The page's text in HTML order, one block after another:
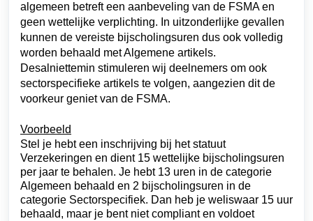
algemeen betreft een aanbeveling van de FSMA en
geen wettelijke verplichting. In uitzonderlijke gevallen
kunnen de vereiste bijscholingsuren dus ook volledig
worden behaald met Algemene artikels.
Desalniettemin stimuleren wij deelnemers om ook
sectorspecifieke artikels te volgen, aangezien dit de
voorkeur geniet van de FSMA.
Voorbeeld
Stel je hebt een inschrijving bij het statuut
Verzekeringen en dient 15 wettelijke bijscholingsuren
per jaar te behalen. Je hebt 13 uren in de categorie
Algemeen behaald en 2 bijscholingsuren in de
categorie Sectorspecifiek. Dan heb je weliswaar 15 uur
behaald, maar je bent niet compliant en voldoet